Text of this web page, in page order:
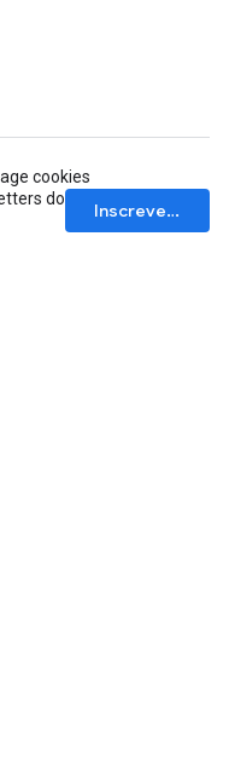
cookies
do
Inscrever-se